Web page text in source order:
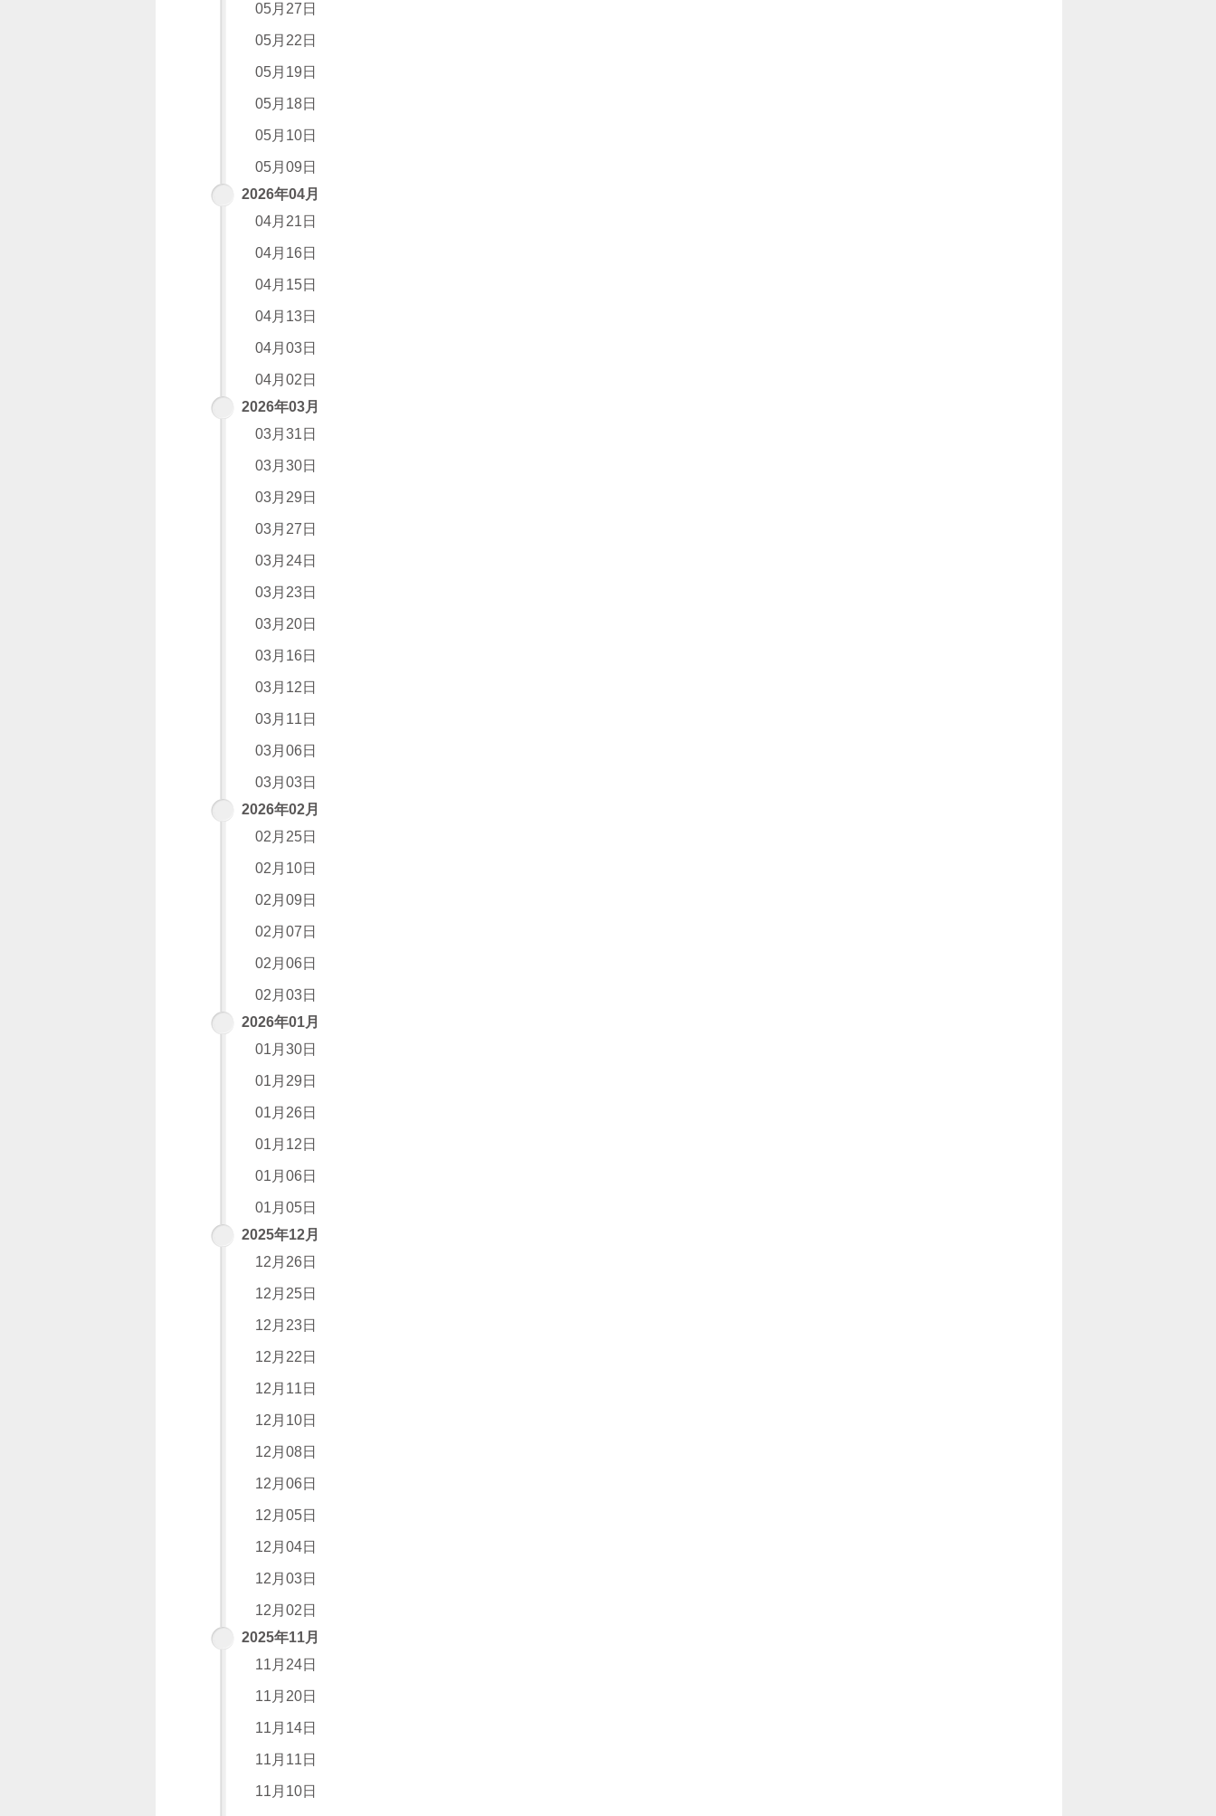
05月27日
05月22日
05月19日
05月18日
05月10日
05月09日
2026年04月
04月21日
04月16日
04月15日
04月13日
04月03日
04月02日
2026年03月
03月31日
03月30日
03月29日
03月27日
03月24日
03月23日
03月20日
03月16日
03月12日
03月11日
03月06日
03月03日
2026年02月
02月25日
02月10日
02月09日
02月07日
02月06日
02月03日
2026年01月
01月30日
01月29日
01月26日
01月12日
01月06日
01月05日
2025年12月
12月26日
12月25日
12月23日
12月22日
12月11日
12月10日
12月08日
12月06日
12月05日
12月04日
12月03日
12月02日
2025年11月
11月24日
11月20日
11月14日
11月11日
11月10日